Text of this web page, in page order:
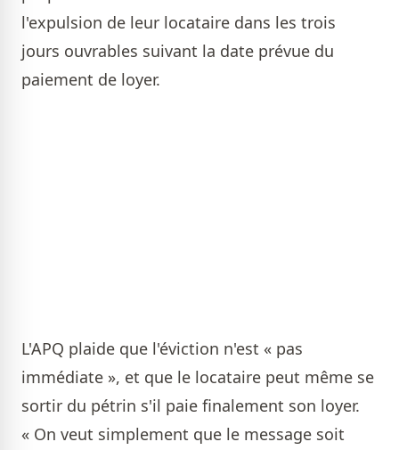
l'expulsion de leur locataire dans les trois
jours ouvrables suivant la date prévue du
paiement de loyer.
L'APQ plaide que l'éviction n'est « pas
immédiate », et que le locataire peut même se
sortir du pétrin s'il paie finalement son loyer.
« On veut simplement que le message soit